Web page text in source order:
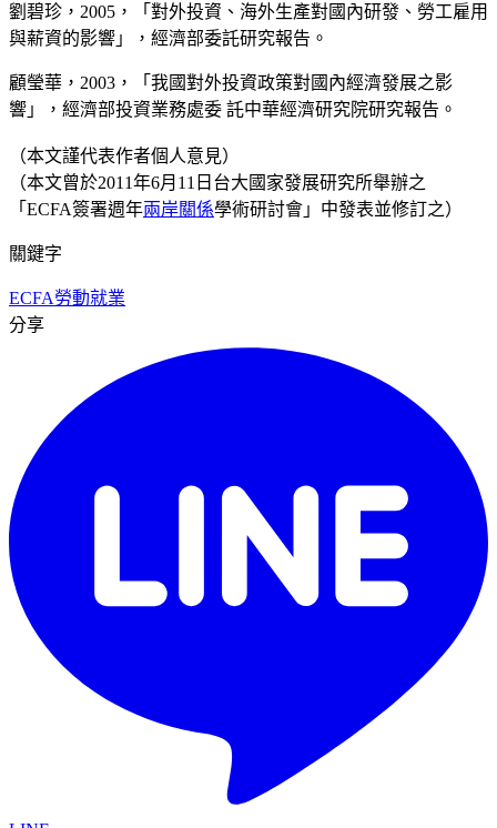
劉碧珍， 2005，「對外投資、海外生產對國內研發、勞工雇用
與薪資的影響」，經濟部委託研究報告。
顧瑩華， 2003，「我國對外投資政策對國內經濟發展之影
響」，經濟部投資業務處委 託中華經濟研究院研究報告。
（本文謹代表作者個人意見）
（本文曾於2011年6月11日台大國家發展研究所舉辦之
「ECFA簽署週年兩岸關係學術研討會」中發表並修訂之）
關鍵字
ECFA勞動就業
分享